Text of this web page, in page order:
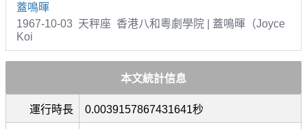
蓋鳴暉
1967-10-03 天秤座 香港八和粵劇學院 | 蓋鳴暉（Joyce
Koi
本文統計信息
運行時長 0.0039157867431641秒